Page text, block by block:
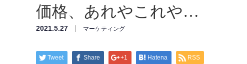
価格、あれやこれや…
2021.5.27 マーケティング
Tweet Share +1 Hatena RSS